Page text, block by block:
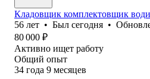
Кладовщик комплектовщик
56 лет • Был сегодня •
80 000 ₽
Активно ищет работу
Общий опыт
34 года 9 месяцев